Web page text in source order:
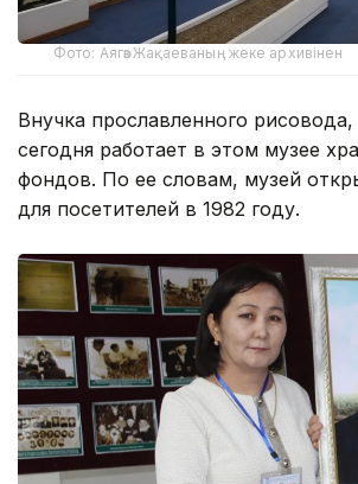
Фото: Аягөз Жақаеваның жеке архивінен
Внучка прославленного
сегодня работает в этом музее
фондов. По ее словам, музей
для посетителей в 1982 году.